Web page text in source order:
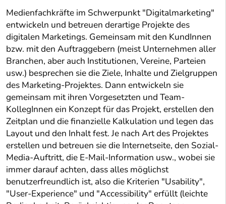
Medienfachkräfte im Schwerpunkt "Digitalmarketing"
entwickeln und betreuen derartige Projekte des
digitalen Marketings. Gemeinsam mit den KundInnen
bzw. mit den Auftraggebern (meist Unternehmen aller
Branchen, aber auch Institutionen, Vereine, Parteien
usw.) besprechen sie die Ziele, Inhalte und Zielgruppen
des Marketing-Projektes. Dann entwickeln sie
gemeinsam mit ihren Vorgesetzten und Team-
KollegInnen ein Konzept für das Projekt, erstellen den
Zeitplan und die finanzielle Kalkulation und legen das
Layout und den Inhalt fest. Je nach Art des Projektes
erstellen und betreuen sie die Internetseite, den Sozial-
Media-Auftritt, die E-Mail-Information usw., wobei sie
immer darauf achten, dass alles möglichst
benutzerfreundlich ist, also die Kriterien "Usability",
"User-Experience" und "Accessibility" erfüllt (leichte